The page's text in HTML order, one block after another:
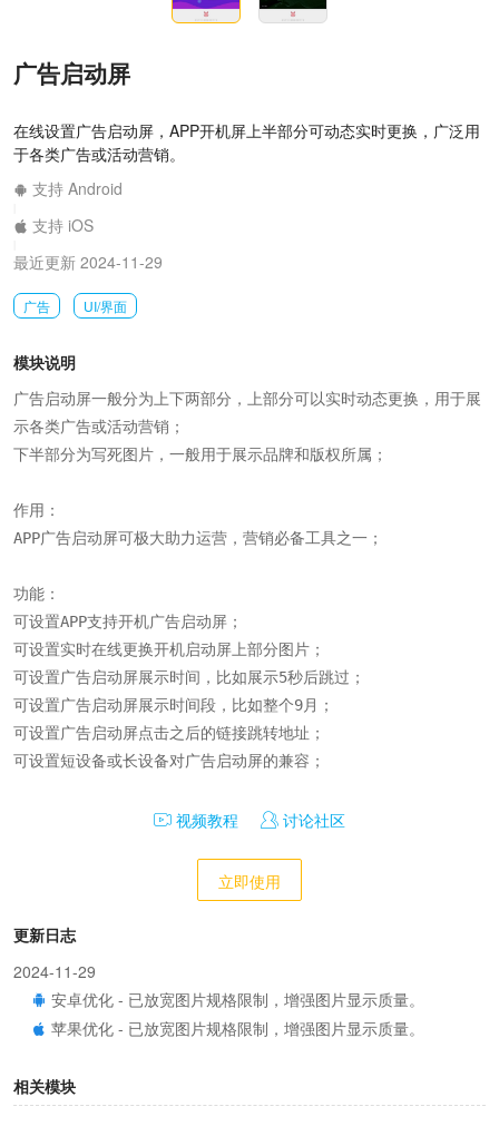
广告启动屏
在线设置广告启动屏，APP开机屏上半部分可动态实时更换，广泛用
于各类广告或活动营销。
支持 Android
支持 iOS
最近更新 2024-11-29
广告 UI/界面
模块说明
广告启动屏一般分为上下两部分，上部分可以实时动态更换，用于展
示各类广告或活动营销；
下半部分为写死图片，一般用于展示品牌和版权所属；
作用：
APP广告启动屏可极大助力运营，营销必备工具之一；
功能：
可设置APP支持开机广告启动屏；
可设置实时在线更换开机启动屏上部分图片；
可设置广告启动屏展示时间，比如展示5秒后跳过；
可设置广告启动屏展示时间段，比如整个9月；
可设置广告启动屏点击之后的链接跳转地址；
可设置短设备或长设备对广告启动屏的兼容；
视频教程 讨论社区
立即使用
更新日志
2024-11-29
安卓优化 - 已放宽图片规格限制，增强图片显示质量。
苹果优化 - 已放宽图片规格限制，增强图片显示质量。
相关模块